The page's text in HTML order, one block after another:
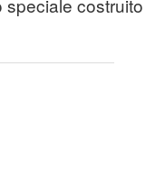
costruito